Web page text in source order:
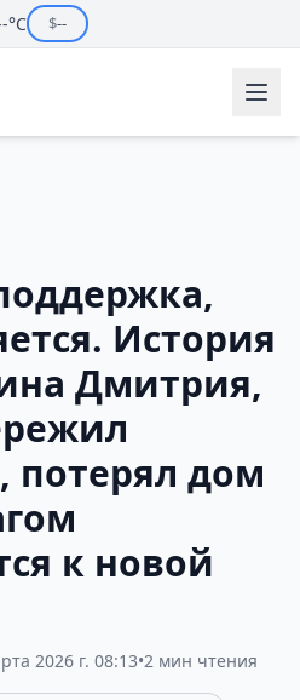
°C $--
История
Дмитрия,
потерял дом
к новой
2026 г. 08:13•2 мин чтения